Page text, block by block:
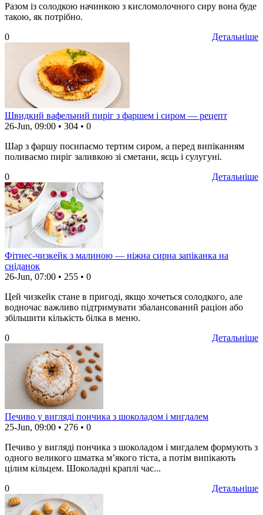
Разом із солодкою начинкою з кисломолочного сиру вона буде
такою, як потрібно.
Детальніше
0
Швидкий вафельний пиріг з фаршем і сиром — рецепт
26-Jun, 09:00 • 304 • 0
Шар з фаршу посипаємо тертим сиром, а перед випіканням
поливаємо пиріг заливкою зі сметани, яєць і сулугуні.
Детальніше
0
Фітнес-чизкейк з малиною — ніжна сирна запіканка на
сніданок
26-Jun, 07:00 • 255 • 0
Цей чизкейк стане в пригоді, якщо хочеться солодкого, але
водночас важливо підтримувати збалансований раціон або
збільшити кількість білка в меню.
Детальніше
0
Печиво у вигляді пончика з шоколадом і мигдалем
25-Jun, 09:00 • 276 • 0
Печиво у вигляді пончика з шоколадом і мигдалем формують з
одного великого шматка м’якого тіста, а потім випікають
цілим кільцем. Шоколадні краплі час...
Детальніше
0